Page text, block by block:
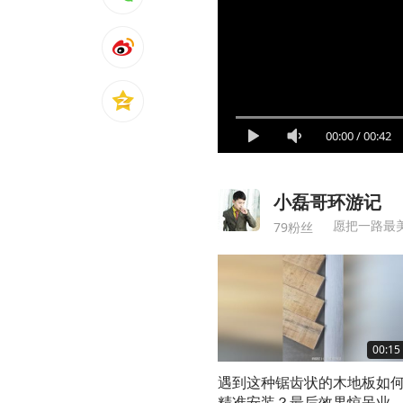
00:00/00:42
小磊哥环游记
79粉丝 愿把一路最
00:15
遇到这种锯齿状的木地板如